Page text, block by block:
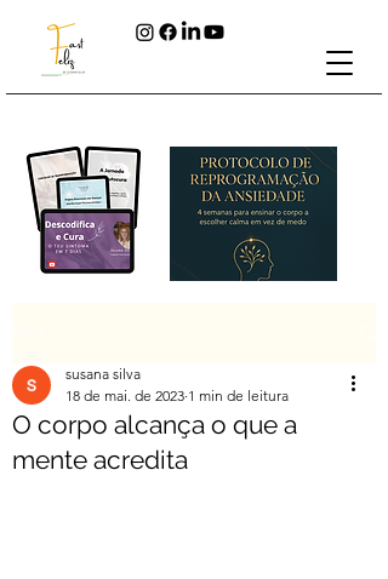
O corpo alcança o que a
mente acredita
susana silva
18 de mai. de 2023 1 min de leitura